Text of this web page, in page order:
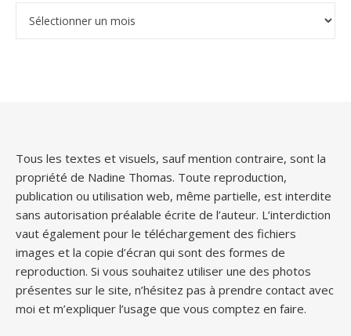
Tous les textes et visuels, sauf mention contraire, sont la
propriété de Nadine Thomas. Toute reproduction,
publication ou utilisation web, même partielle, est interdite
sans autorisation préalable écrite de l’auteur. L’interdiction
vaut également pour le téléchargement des fichiers
images et la copie d’écran qui sont des formes de
reproduction. Si vous souhaitez utiliser une des photos
présentes sur le site, n’hésitez pas à prendre contact avec
moi et m’expliquer l’usage que vous comptez en faire.